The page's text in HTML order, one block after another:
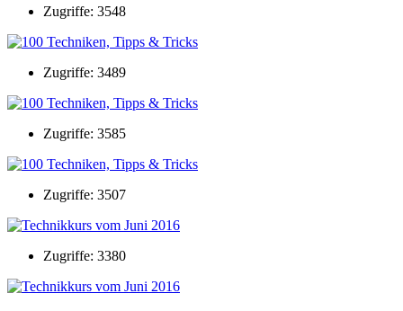
Zugriffe: 3548
Zugriffe: 3489
Zugriffe: 3585
Zugriffe: 3507
Zugriffe: 3380